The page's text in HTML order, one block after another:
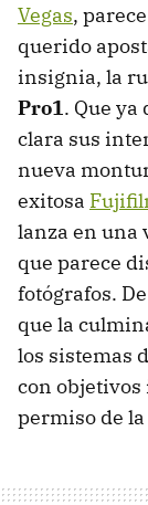
Vegas,
querido
insignia, la
Pro1. Que
clara sus
nueva
exitosa
lanza en una
que parece
fotógrafos.
que la
los sistemas
con objetivos
permiso de